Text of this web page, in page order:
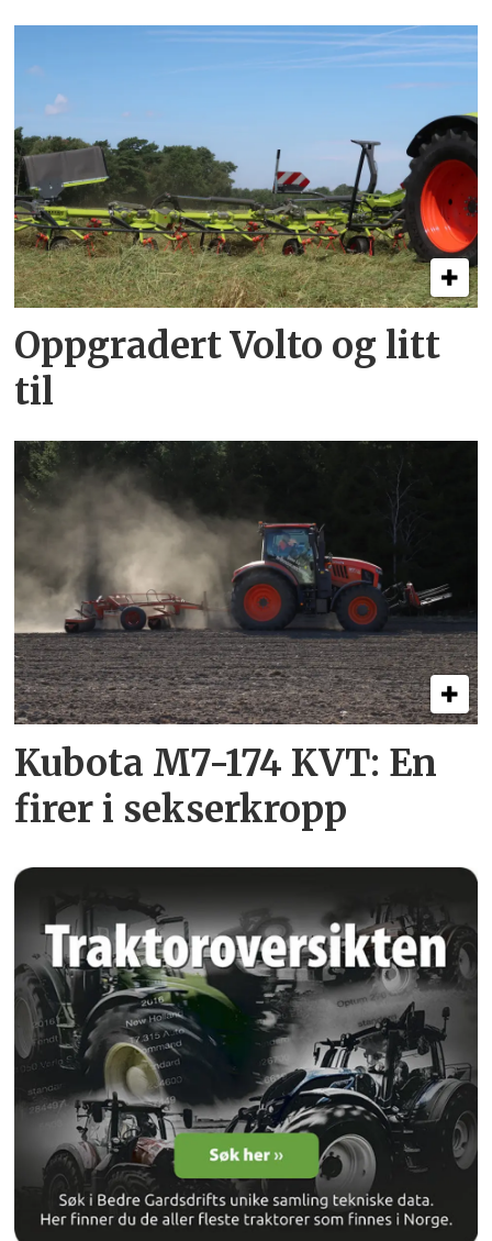
Oppgradert Volto og litt
til
Kubota M7-174 KVT: En
firer i sekserkropp